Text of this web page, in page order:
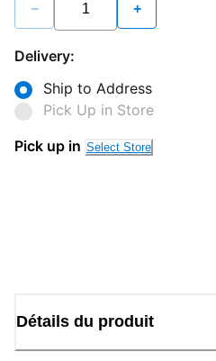
− +
Delivery:
Ship to Address
Pick Up in Store
Pick up in Select Store
Détails du produit